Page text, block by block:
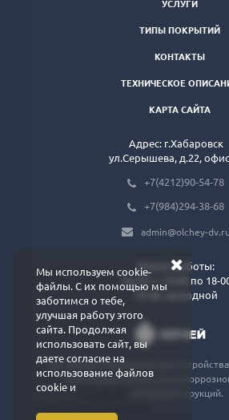
УСЛУГИ
ТИПЫ ПОКРЫТИЙ
КОНТАКТЫ
ТЕХНИЧЕСКОЕ
КАРТА САЙТА
Адрес: г.Хабаровск
ул.Серышева, д.22,
+7(4212)90-54-78
+7(984)294-38-68
admin@olchey-dv.ru
Режим работы:
Пн-Пт: с 10-00 по 18-
Сб-Вс: выходной
Поставщик материалов для
полимерных полов и
металоконструкций.
Мы используем cookie-
файлы. С их помощью мы
заботимся о тебе,
улучшая работу этого
сайта. Продолжая
использовать сайт, вы
даете согласие на
использование файлов
cookie и